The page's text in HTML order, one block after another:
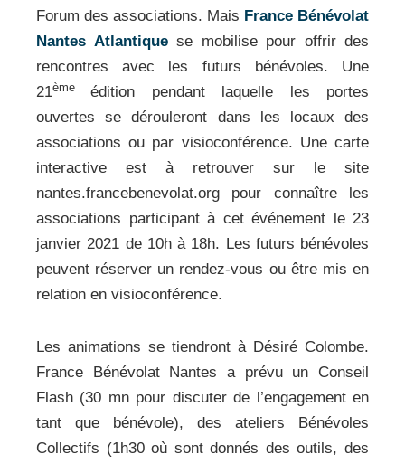
Forum des associations. Mais France Bénévolat
Nantes Atlantiquese mobilise pour offrir des
rencontres avec les futurs bénévoles. Une
21ème édition pendant laquelle les portes
ouvertes se dérouleront dans les locaux des
associations ou par visioconférence. Une carte
interactive est à retrouver sur le site
nantes.francebenevolat.org pour connaître les
associations participant à cet événement le 23
janvier 2021 de 10h à 18h. Les futurs bénévoles
peuvent réserver un rendez-vous ou être mis en
relation en visioconférence.
Les animations se tiendront à Désiré Colombe.
France Bénévolat Nantes a prévu un Conseil
Flash (30 mn pour discuter de l’engagement en
tant que bénévole), des ateliers Bénévoles
Collectifs (1h30 où sont donnés des outils, des